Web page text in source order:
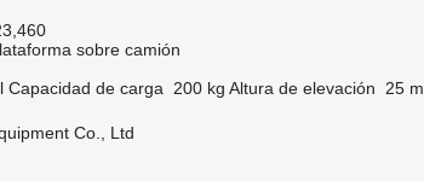
sobre camión
Capacidad de carga 200 kg Altura de elevación
25 m
Co., Ltd